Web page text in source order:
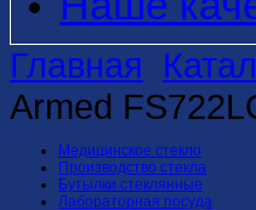
Главная
Armed
Медицинское стекло
Производство стекла
Бутылки стеклянные
Лабораторная посуда